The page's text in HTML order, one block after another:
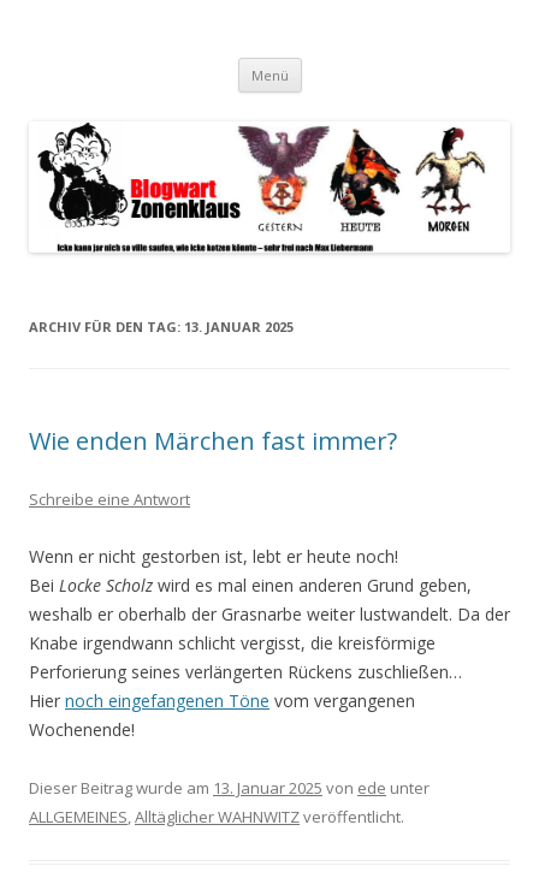
spiegeln im wesentlichen den Gesundheitszustand dieser unserer
Menü Zum
springen
ARCHIV FÜR DEN TAG: 13. JANUAR 2025
Wie enden Märchen fast immer?
Schreibe eine Antwort
Wenn er nicht gestorben ist, lebt er heute noch!
Bei Locke Scholz wird es mal einen anderen Grund geben,
weshalb er oberhalb der Grasnarbe wei­ter lustwandelt. Da der
Knabe irgendwann schlicht vergisst, die kreisförmige
Perforierung seines verlängerten Rückens zuschließen…
Hier noch eingefangenen Töne vom vergangenen
Wochenende!
Dieser Beitrag wurde am 13. Januar 2025 von ede unter
ALLGEMEINES,Alltäglicher WAHNWITZveröffentlicht.